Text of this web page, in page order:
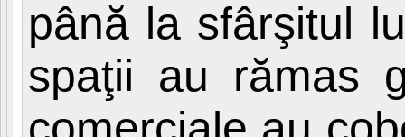
până la sfârşitul
spaţii au rămas